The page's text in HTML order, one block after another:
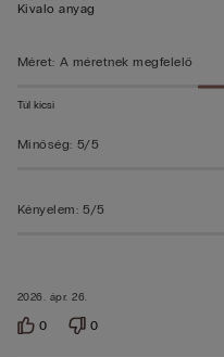
2026. ápr. 26.
Kivalo anyag
Méret: A méretnek megfelelő
Túl kicsi
Minőség: 5/5
Kényelem: 5/5
0 0